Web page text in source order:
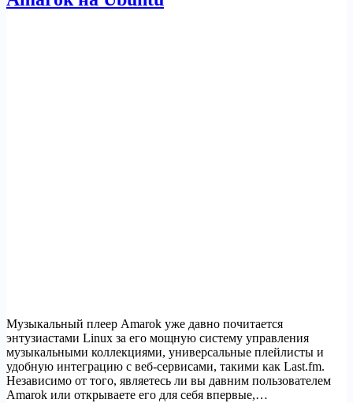
Музыкальный плеер Amarok уже давно почитается
энтузиастами Linux за его мощную систему управления
музыкальными коллекциями, универсальные плейлисты и
удобную интеграцию с веб-сервисами, такими как Last.fm.
Независимо от того, являетесь ли вы давним пользователем
Amarok или открываете его для себя впервые,…